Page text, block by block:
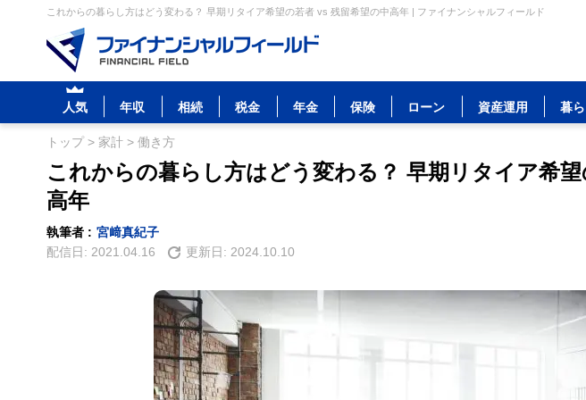
これからの暮らし方はどう変わる？ 早期リタイア希望の若者 vs 残留希望の中高年 | ファイナンシャルフィールド
人気 年収 相続 税金 年金 保険 ローン 資産運用 暮ら
トップ> 家計 > 働き方
これからの暮らし方はどう変わる？ 早期リタイア希
高年
執筆者 : 宮﨑真紀子
配信日: 2021.04.16 更新日: 2024.10.10